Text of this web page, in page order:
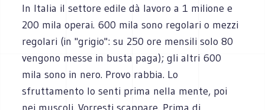
In Italia il settore edile dà lavoro a 1 milione e
200 mila operai. 600 mila sono regolari o mezzi
regolari (in "grigio": su 250 ore mensili solo 80
vengono messe in busta paga); gli altri 600
mila sono in nero. Provo rabbia. Lo
sfruttamento lo senti prima nella mente, poi